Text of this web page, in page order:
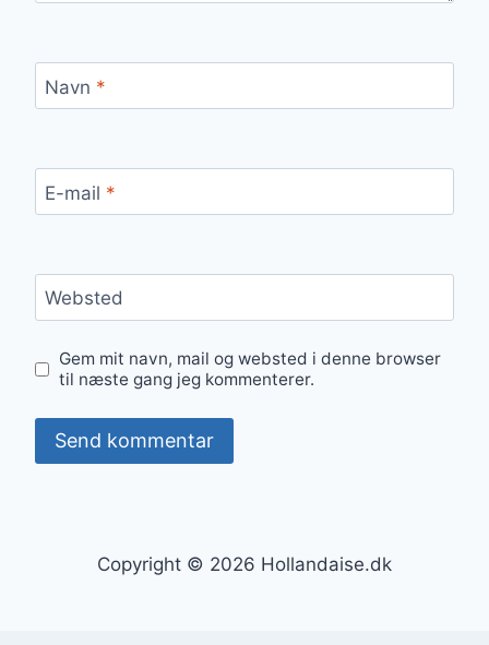
Navn *
E-mail *
Websted
Gem mit navn, mail og websted i denne browser
til næste gang jeg kommenterer.
Copyright © 2026 Hollandaise.dk